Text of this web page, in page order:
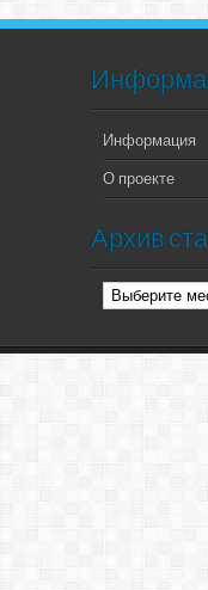
Информация
О проекте
Архив
Архив
статей